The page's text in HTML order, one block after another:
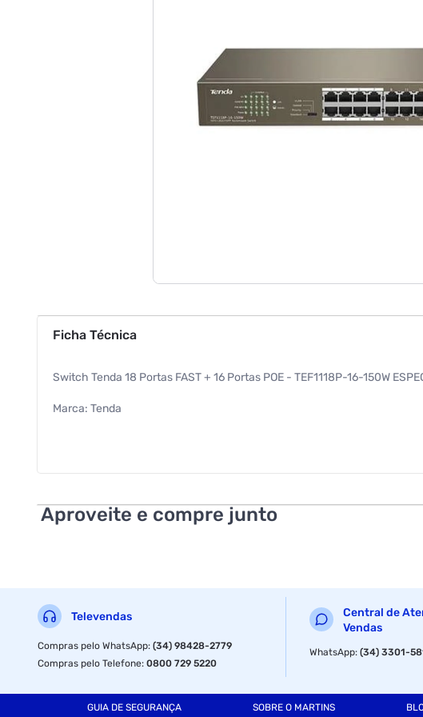
Ficha Técnica
Switch Tenda 18 Portas FAST + 16 Portas POE - TEF1118P-16-150W
Marca: Tenda
Indicador LED 16 * LEDs Link/Act
1 * LED de energia
Interface 16 portas Ethernet 10/100 Base-TX (dados/alimentação)
Aproveite e compre junto
Televendas
Compras pelo WhatsApp:(34) 98428-2779
Compras pelo Telefone:0800 729 5220
Central de
Vendas
WhatsApp:(34) 3301-
GUIA DE SEGURANÇA SOBRE O MARTINS